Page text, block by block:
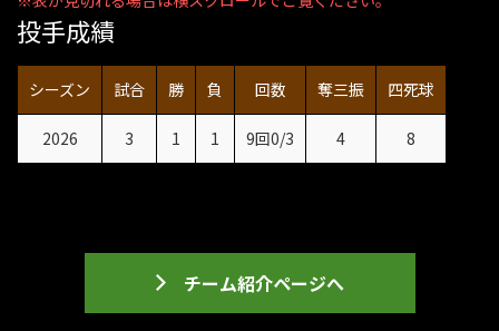
投手成績
シーズン 試合 勝 負 回数 奪三振 四死球
2026 3 1 1 9回0/3 4 8
チーム紹介ページへ